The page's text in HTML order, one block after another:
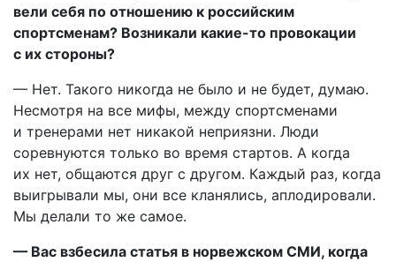
вели себя по отношению к российским
спортсменам? Возникали какие-то провокации
с их стороны?
— Нет. Такого никогда не было и не будет, думаю.
Несмотря на все мифы, между спортсменами
и тренерами нет никакой неприязни. Люди
соревнуются только во время стартов. А когда
их нет, общаются друг с другом. Каждый раз, когда
выигрывали мы, они все кланялись, аплодировали.
Мы делали то же самое.
— Вас взбесила статья в норвежском СМИ, когда